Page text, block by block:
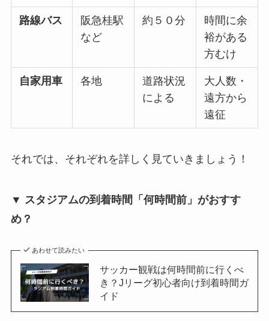
路線バス
阪急桂駅
など
約５０分
時間に余
裕がある
方むけ
自家用車 各地
道路状況
による
大人数・
遠方から
遠征
それでは、それぞれを詳しく見ていきましょう！
▼ スタジアムの到着時間「何時間前」がおすす
め？
あわせて読みたい
サッカー観戦は何時間前に行くべ
き？Jリーグ初心者向け到着時間ガ
イド